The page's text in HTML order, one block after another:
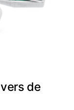
de